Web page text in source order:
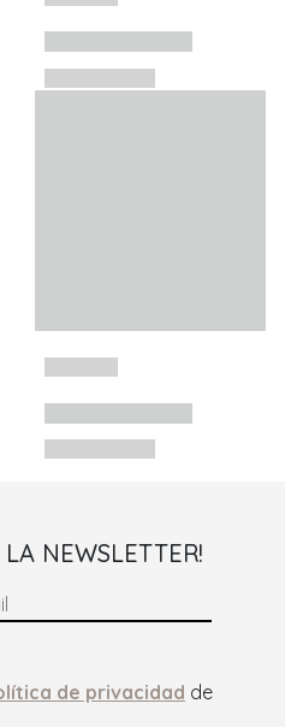
LA NEWSLETTER!
de privacidad de